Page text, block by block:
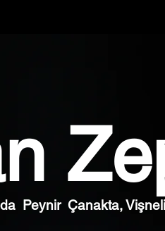
Peynir Çanakta, Vişneli